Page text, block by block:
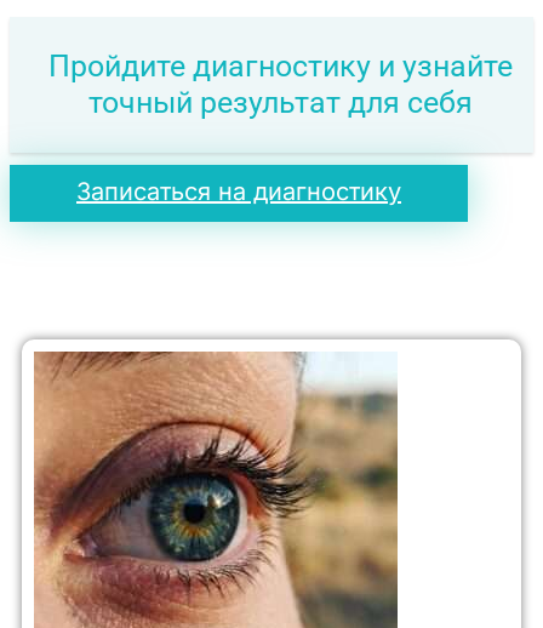
Пройдите диагностику и узнайте
точный результат для себя
Записаться на диагностику